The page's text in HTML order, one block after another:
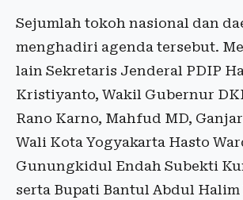
Sejumlah tokoh nasional dan
menghadiri agenda tersebut.
lain Sekretaris Jenderal PDIP
Kristiyanto, Wakil Gubernur
Rano Karno, Mahfud MD,
Wali Kota Yogyakarta Hasto
Gunungkidul Endah Subekti
serta Bupati Bantul Abdul